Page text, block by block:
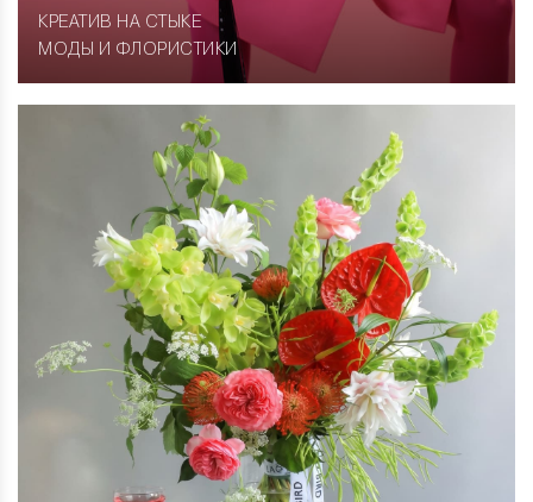
КРЕАТИВ НА СТЫКЕ
МОДЫ И ФЛОРИСТИКИ